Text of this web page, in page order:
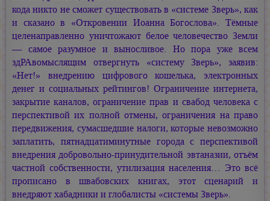
кода никто не сможет существовать в «системе Зверь», как
и сказано в «Откровении Иоанна Богослова». Тёмные
целенаправленно уничтожают белое человечество Земли
— самое разумное и выносливое. Но пора уже всем
здРАвомыслящим отвергнуть «систему Зверь», заявив:
«Нет!» внедрению цифрового кошелька, электронных
денег и социальных рейтингов! Ограничение интернета,
закрытие каналов, ограничение прав и свабод человека с
перспективой их полной отмены, ограничения на право
передвижения, сумасшедшие налоги, которые невозможно
заплатить, пятнадцатиминутные города с перспективой
внедрения добровольно-принудительной эвтаназии, отъём
частной собственности, утилизация населения… Это всё
прописано в швабовских книгах, этот сценарий и
внедряют хабадники и глобалисты «системы Зверь».